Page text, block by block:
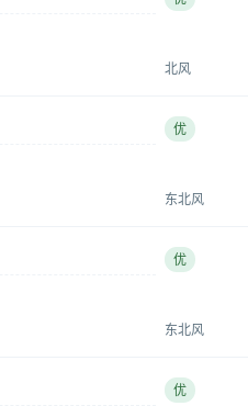
北风
优
东北风
优
东北风
优